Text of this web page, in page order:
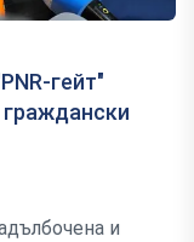
гейт"
и